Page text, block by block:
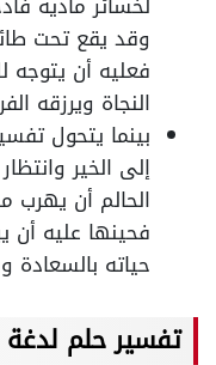
وقد يقع تحت
فعليه أن يتوجه
النجاة ويرزقه
بينما يتحول
إلى الخير
الحالم أن يهرب
فحينها عليه أن
حياته بالسعادة
تفسير حلم لدغة